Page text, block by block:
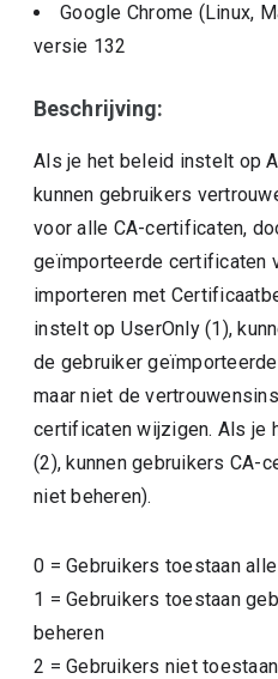
Google Chrome (Linux,
versie 132
Beschrijving:
Als je het beleid instelt op
kunnen gebruikers
voor alle CA-certificaten,
geïmporteerde certificaten
importeren met
instelt op UserOnly (1),
de gebruiker
maar niet de
certificaten wijzigen. Als je
(2), kunnen gebruikers CA-
niet beheren).
0 =Gebruikers toestaan
1 =Gebruikers toestaan
beheren
2 =Gebruikers niet